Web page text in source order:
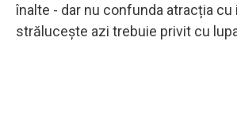
înalte - dar nu confunda atracția cu
strălucește azi trebuie privit cu